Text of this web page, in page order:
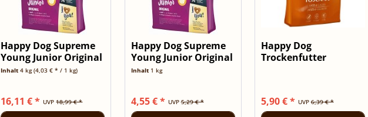
Happy Dog Supreme
Young Junior Original
4kg
Inhalt4 kg(4,03 € * / 1 kg)
UVP18,99 € *
16,11 € *
Happy Dog Supreme
Young Junior Original
1kg
Inhalt 1 kg
UVP5,29 € *
4,55 € *
Happy Dog
Trockenfutter
UVP6,39 € *
5,90 € *